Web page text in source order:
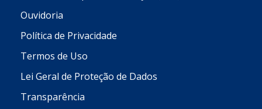
Ouvidoria
Política de Privacidade
Termos de Uso
Lei Geral de Proteção de Dados
Transparência